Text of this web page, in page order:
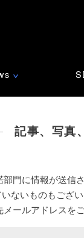
∨
記事、写真
門に情報が送信
ないものもござ
ールアドレスを